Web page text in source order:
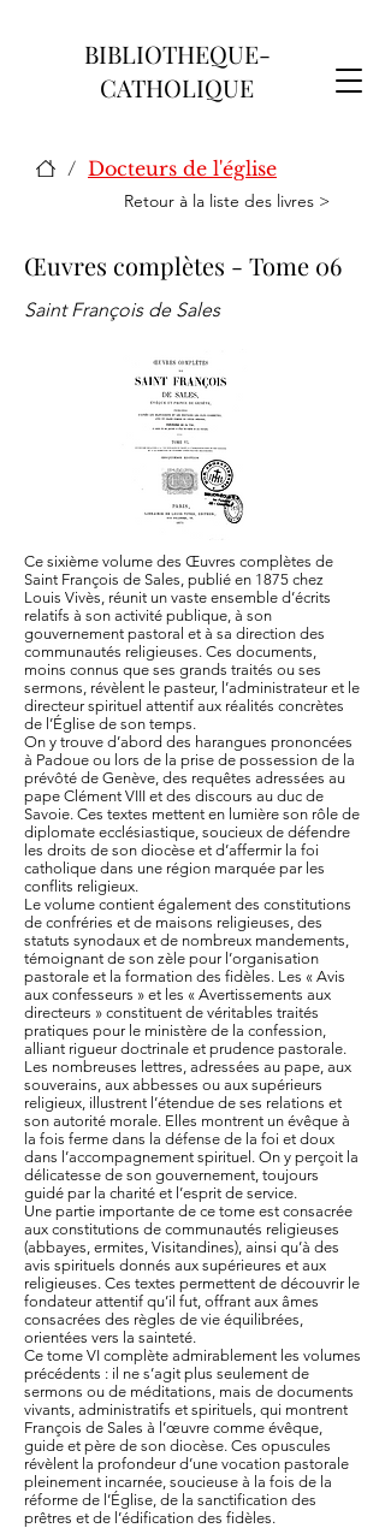
BIBLIOTHEQUE-
CATHOLIQUE
/ Docteurs de l'église
Retour à la liste des livres >
Œuvres complètes - Tome 06
Saint François de Sales
Ce sixième volume des Œuvres complètes de
Saint François de Sales, publié en 1875 chez
Louis Vivès, réunit un vaste ensemble d’écrits
relatifs à son activité publique, à son
gouvernement pastoral et à sa direction des
communautés religieuses. Ces documents,
moins connus que ses grands traités ou ses
sermons, révèlent le pasteur, l’administrateur et le
directeur spirituel attentif aux réalités concrètes
de l’Église de son temps.
On y trouve d’abord des harangues prononcées
à Padoue ou lors de la prise de possession de la
prévôté de Genève, des requêtes adressées au
pape Clément VIII et des discours au duc de
Savoie. Ces textes mettent en lumière son rôle de
diplomate ecclésiastique, soucieux de défendre
les droits de son diocèse et d’affermir la foi
catholique dans une région marquée par les
conflits religieux.
Le volume contient également des constitutions
de confréries et de maisons religieuses, des
statuts synodaux et de nombreux mandements,
témoignant de son zèle pour l’organisation
pastorale et la formation des fidèles. Les « Avis
aux confesseurs » et les « Avertissements aux
directeurs » constituent de véritables traités
pratiques pour le ministère de la confession,
alliant rigueur doctrinale et prudence pastorale.
Les nombreuses lettres, adressées au pape, aux
souverains, aux abbesses ou aux supérieurs
religieux, illustrent l’étendue de ses relations et
son autorité morale. Elles montrent un évêque à
la fois ferme dans la défense de la foi et doux
dans l’accompagnement spirituel. On y perçoit la
délicatesse de son gouvernement, toujours
guidé par la charité et l’esprit de service.
Une partie importante de ce tome est consacrée
aux constitutions de communautés religieuses
(abbayes, ermites, Visitandines), ainsi qu’à des
avis spirituels donnés aux supérieures et aux
religieuses. Ces textes permettent de découvrir le
fondateur attentif qu’il fut, offrant aux âmes
consacrées des règles de vie équilibrées,
orientées vers la sainteté.
Ce tome VI complète admirablement les volumes
précédents : il ne s’agit plus seulement de
sermons ou de méditations, mais de documents
vivants, administratifs et spirituels, qui montrent
François de Sales à l’œuvre comme évêque,
guide et père de son diocèse. Ces opuscules
révèlent la profondeur d’une vocation pastorale
pleinement incarnée, soucieuse à la fois de la
réforme de l’Église, de la sanctification des
prêtres et de l’édification des fidèles.